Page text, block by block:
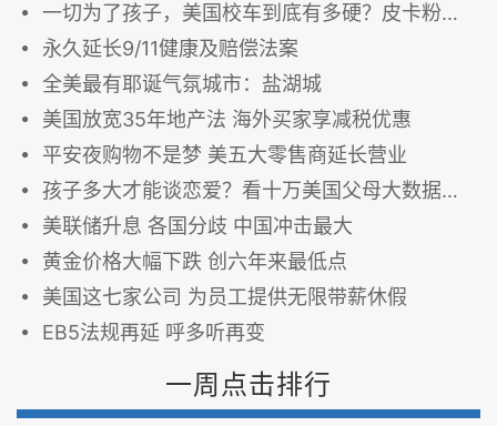
一切为了孩子，美国校车到底有多硬？皮卡粉身，悍马碎骨！
永久延长9/11健康及赔偿法案
全美最有耶诞气氛城市：盐湖城
美国放宽35年地产法 海外买家享减税优惠
平安夜购物不是梦 美五大零售商延长营业
孩子多大才能谈恋爱？看十万美国父母大数据反馈
美联储升息 各国分歧 中国冲击最大
黄金价格大幅下跌 创六年来最低点
美国这七家公司 为员工提供无限带薪休假
EB5法规再延 呼多听再变
一周点击排行